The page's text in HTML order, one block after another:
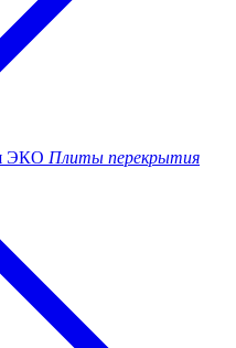
Плиты перекрытия